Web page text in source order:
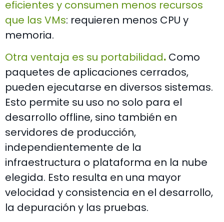
eficientes y consumen menos recursos
que las VMs: requieren menos CPU y
memoria.
Otra ventaja es su portabilidad. Como
paquetes de aplicaciones cerrados,
pueden ejecutarse en diversos sistemas.
Esto permite su uso no solo para el
desarrollo offline, sino también en
servidores de producción,
independientemente de la
infraestructura o plataforma en la nube
elegida. Esto resulta en una mayor
velocidad y consistencia en el desarrollo,
la depuración y las pruebas.